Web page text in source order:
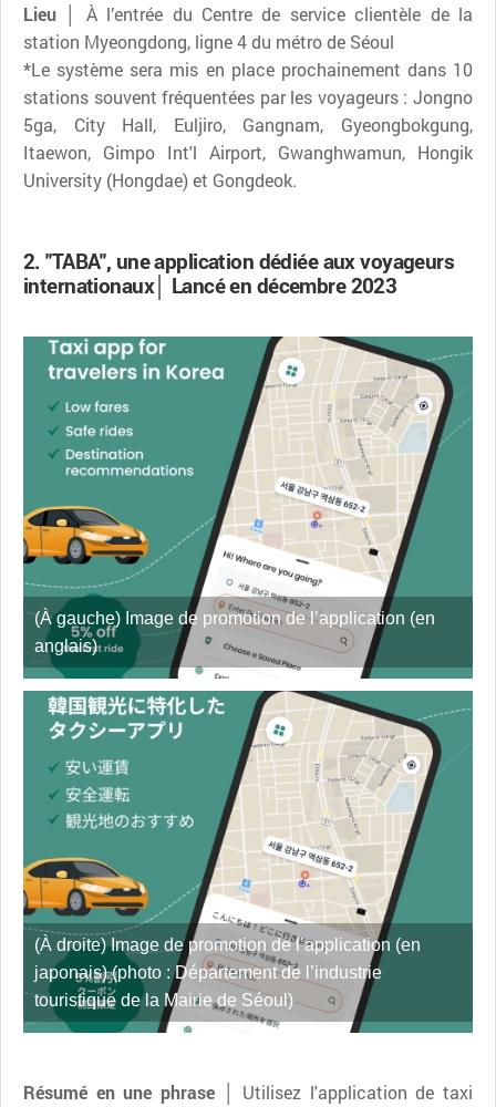
Lieu │ À l’entrée du Centre de service clientèle de la
station Myeongdong, ligne 4 du métro de Séoul
*Le système sera mis en place prochainement dans 10
stations souvent fréquentées par les voyageurs : Jongno
5ga, City Hall, Euljiro, Gangnam, Gyeongbokgung,
Itaewon, Gimpo Int'l Airport, Gwanghwamun, Hongik
University (Hongdae) et Gongdeok.
2. "TABA", une application dédiée aux voyageurs
internationaux│ Lancé en décembre 2023
(À gauche) Image de promotion de l’application (en
anglais)
(À droite) Image de promotion de l’application (en
japonais) (photo : Département de l’industrie
touristique de la Mairie de Séoul)
Résumé en une phrase │ Utilisez l'application de taxi